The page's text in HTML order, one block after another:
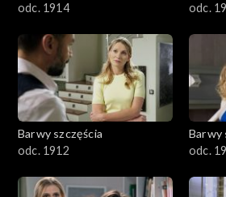
odc. 1914
odc.
Barwy szczęścia
odc. 1912
Barwy
odc.